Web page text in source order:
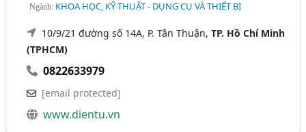
Ngành: KHOA HỌC, KỸ THUẬT - DỤNG CỤ VÀ THIẾT BỊ
10/9/21 đường số 14A, P. Tân Thuận,TP. Hồ Chí Minh
(TPHCM)
0822633979
[email protected]
www.dientu.vn